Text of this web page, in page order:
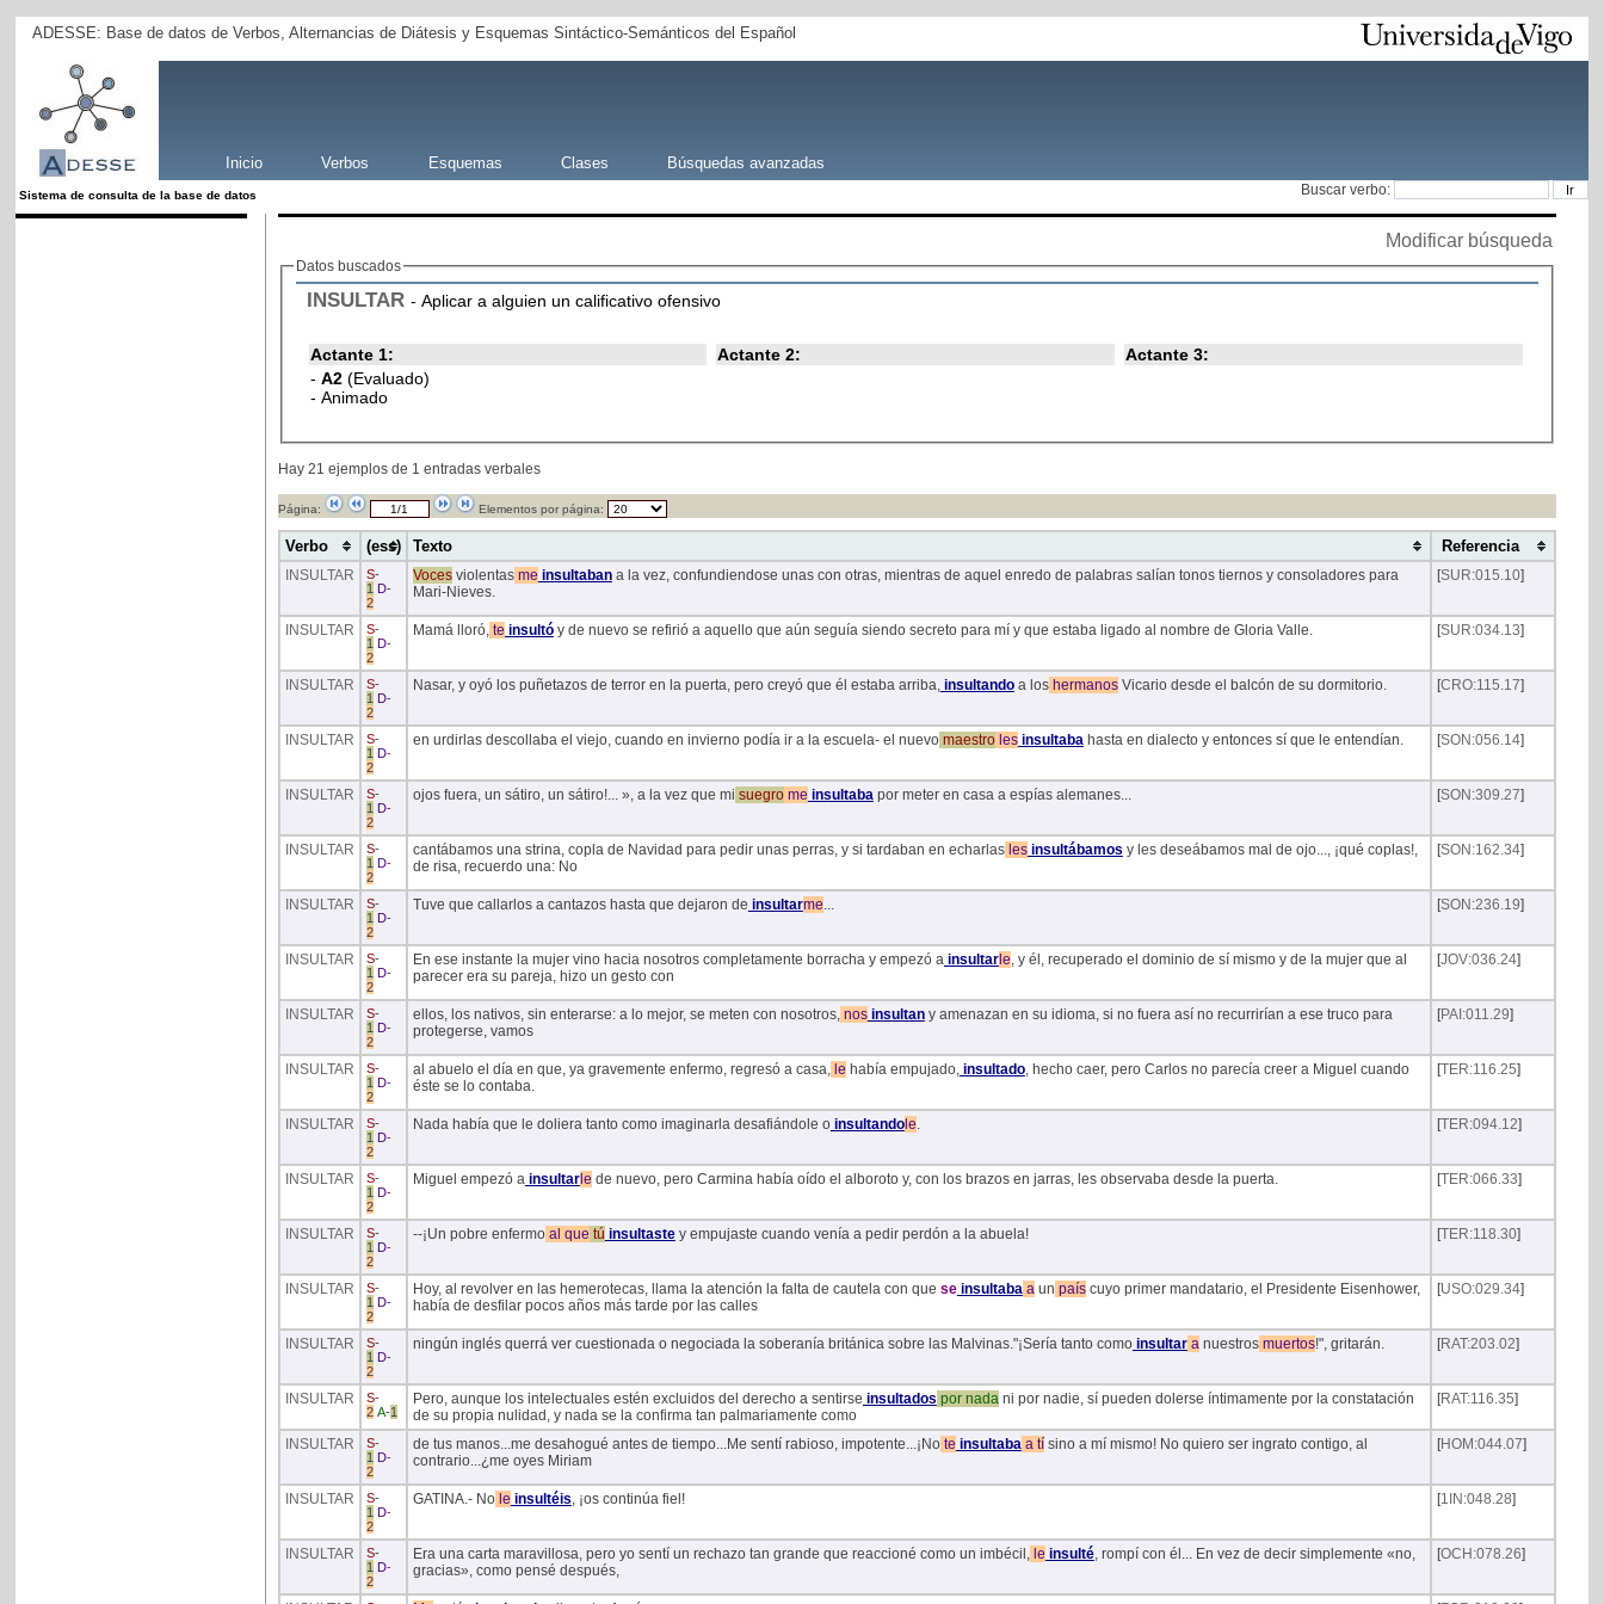
ADESSE: Base de datos de Verbos, Alternancias de Diátesis y Esquemas Sintáctico-Semánticos del Español
Inicio Verbos Esquemas Clases Búsquedas avanzadas
Sistema de consulta de la base de datos Buscar verbo:
Modificar búsqueda
Datos buscados
INSULTAR - Aplicar a alguien un calificativo ofensivo
Actante 1:
- A2 (Evaluado)
- Animado
Actante 2: Actante 3:
Hay 21 ejemplos de 1 entradas verbales
Página: Elementos por página:
Verbo (ess) Texto Referencia
INSULTAR S-
1
D-
2
Vocesviolentasme insultabana la vez, confundiendose unas con otras, mientras de aquel enredo de palabras salían tonos tiernos y consoladores para
Mari-Nieves.
[SUR:015.10]
INSULTAR S-
1
D-
2
Mamá lloró,te insultóy de nuevo se refirió a aquello que aún seguía siendo secreto para mí y que estaba ligado al nombre de Gloria Valle. [SUR:034.13]
INSULTAR S-
1
D-
2
Nasar, y oyó los puñetazos de terror en la puerta, pero creyó que él estaba arriba,insultandoa loshermanosVicario desde el balcón de su dormitorio. [CRO:115.17]
INSULTAR S-
1
D-
2
en urdirlas descollaba el viejo, cuando en invierno podía ir a la escuela- el nuevomaestrolesinsultabahasta en dialecto y entonces sí que le entendían. [SON:056.14]
INSULTAR S-
1
D-
2
ojos fuera, un sátiro, un sátiro!... », a la vez que mi suegrome insultabapor meter en casa a espías alemanes... [SON:309.27]
INSULTAR S-
1
D-
2
cantábamos una strina, copla de Navidad para pedir unas perras, y si tardaban en echarlaslesinsultábamos y les deseábamos mal de ojo..., ¡qué coplas!,
de risa, recuerdo una: No
[SON:162.34]
INSULTAR S-
1
D-
2
Tuve que callarlos a cantazos hasta que dejaron de insultarme... [SON:236.19]
INSULTAR S-
1
D-
2
En ese instante la mujer vino hacia nosotros completamente borracha y empezó ainsultarle, y él, recuperado el dominio de sí mismo y de la mujer que al
parecer era su pareja, hizo un gesto con
[JOV:036.24]
INSULTAR S-
1
D-
2
ellos, los nativos, sin enterarse: a lo mejor, se meten con nosotros,nosinsultany amenazan en su idioma, si no fuera así no recurrirían a ese truco para
protegerse, vamos
[PAI:011.29]
INSULTAR S-
1
D-
2
al abuelo el día en que, ya gravemente enfermo, regresó a casa,le había empujado,insultado, hecho caer, pero Carlos no parecía creer a Miguel cuando
éste se lo contaba.
[TER:116.25]
INSULTAR S-
1
D-
2
Nada había que le doliera tanto como imaginarla desafiándole oinsultandole. [TER:094.12]
INSULTAR S-
1
D-
2
Miguel empezó ainsultarle de nuevo, pero Carmina había oído el alboroto y, con los brazos en jarras, les observaba desde la puerta. [TER:066.33]
INSULTAR S-
1
D-
2
--¡Un pobre enfermoal que tú insultastey empujaste cuando venía a pedir perdón a la abuela! [TER:118.30]
INSULTAR S-
1
D-
2
Hoy, al revolver en las hemerotecas, llama la atención la falta de cautela con que seinsultabaaun paíscuyo primer mandatario, el Presidente Eisenhower,
había de desfilar pocos años más tarde por las calles
[USO:029.34]
INSULTAR S-
1
D-
2
ningún inglés querrá ver cuestionada o negociada la soberanía británica sobre las Malvinas."¡Sería tanto comoinsultaranuestrosmuertos!", gritarán. [RAT:203.02]
INSULTAR S-
2 A-1
Pero, aunque los intelectuales estén excluidos del derecho a sentirse insultados pornadani por nadie, sí pueden dolerse íntimamente por la constatación
de su propia nulidad, y nada se la confirma tan palmariamente como
[RAT:116.35]
INSULTAR S-
1
D-
2
de tus manos...me desahogué antes de tiempo...Me sentí rabioso, impotente...¡Note insultabaatísino a mí mismo! No quiero ser ingrato contigo, al
contrario...¿me oyes Miriam
[HOM:044.07]
INSULTAR S-
1
D-
2
GATINA.- Nole insultéis, ¡os continúa fiel! [1IN:048.28]
INSULTAR S-
1
D-
2
Era una carta maravillosa, pero yo sentí un rechazo tan grande que reaccioné como un imbécil,le insulté, rompí con él... En vez de decir simplemente «no,
gracias», como pensé después,
[OCH:078.26]